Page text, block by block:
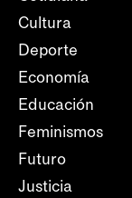
Cultura
Deporte
Economía
Educación
Feminismos
Futuro
Justicia